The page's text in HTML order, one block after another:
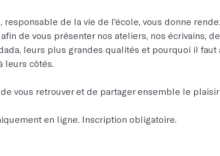
responsable de la vie de l'école, vous donne
de vous présenter nos ateliers, nos écrivains,
leurs plus grandes qualités et pourquoi il faut
leurs côtés.
vous retrouver et de partager ensemble le
en ligne. Inscription obligatoire.